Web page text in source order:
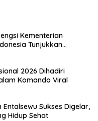
Kementerian
Tunjukkan
2026 Dihadiri
Komando Viral
Sukses Digelar,
Hidup Sehat